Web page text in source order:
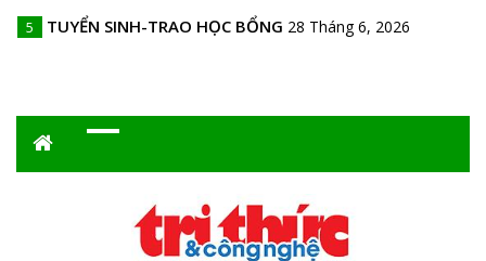
5 TUYỂN SINH-TRAO HỌC BỔNG 28 Tháng 6, 2026